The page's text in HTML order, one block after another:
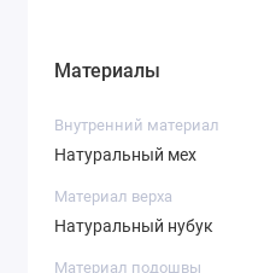
Материалы
Внутренний материал
Натуральный мех
Материал верха
Натуральный нубук
Материал подошвы